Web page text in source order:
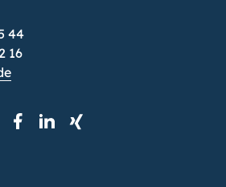
44
16